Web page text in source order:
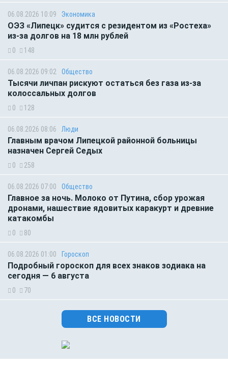
06.08.2026 10:09 Экономика
ОЭЗ «Липецк» судится с резидентом из «Ростеха»
из-за долгов на 18 млн рублей
0 148
06.08.2026 09:02 Общество
Тысячи личпан рискуют остаться без газа из-за
колоссальных долгов
0 128
06.08.2026 08:06 Люди
Главным врачом Липецкой районной больницы
назначен Сергей Седых
0 258
06.08.2026 07:00 Общество
Главное за ночь. Молоко от Путина, сбор урожая
дронами, нашествие ядовитых каракурт и древние
катакомбы
0 80
06.08.2026 01:00 Гороскоп
Подробный гороскоп для всех знаков зодиака на
сегодня — 6 августа
0 70
ВСЕ НОВОСТИ